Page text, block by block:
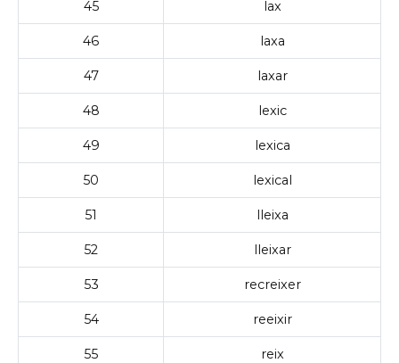
45 lax
46 laxa
47 laxar
48 lexic
49 lexica
50 lexical
51 lleixa
52 lleixar
53 recreixer
54 reeixir
55 reix